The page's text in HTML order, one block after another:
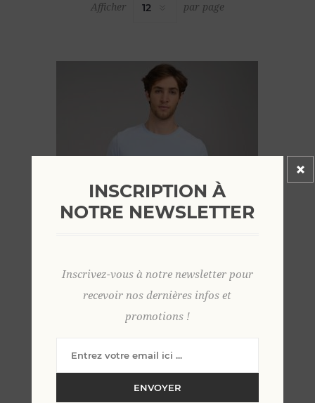
Afficher par page
45,00 €
INSCRIPTION À
NOTRE NEWSLETTER
Inscrivez-vous à notre newsletter pour
recevoir nos dernières infos et
promotions !
ENVOYER